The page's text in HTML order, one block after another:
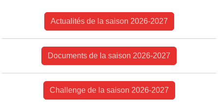
Actualités de la saison 2026-2027
Documents de la saison 2026-2027
Challenge de la saison 2026-2027